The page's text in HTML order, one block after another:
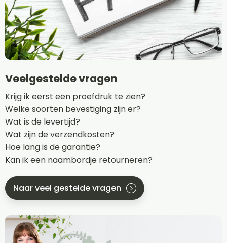
Veelgestelde vragen
Krijg ik eerst een proefdruk te zien?
Welke soorten bevestiging zijn er?
Wat is de levertijd?
Wat zijn de verzendkosten?
Hoe lang is de garantie?
Kan ik een naambordje retourneren?
Naar veel gestelde vragen